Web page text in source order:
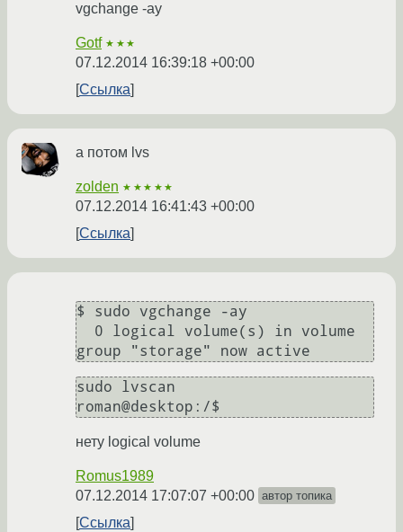
vgchange -ay
Gotf ★★★
07.12.2014 16:39:18 +00:00
Ссылка
а потом lvs
zolden ★★★★★
07.12.2014 16:41:43 +00:00
Ссылка
$ sudo vgchange -ay
group "storage" now active
sudo lvscan
roman@desktop:/$
нету logical volume
Romus1989
07.12.2014 17:07:07 +00:00 автор топика
Ссылка